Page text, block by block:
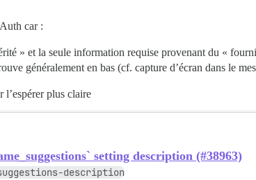
car :
» et la seule information requise provenant du «
généralement en bas (cf. capture d’écran dans le
l’espérer plus claire
setting description (#38963)
description